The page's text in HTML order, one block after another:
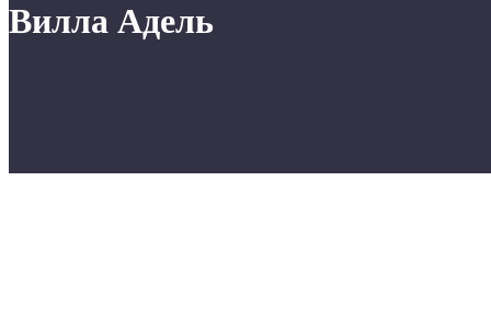
Вилла Адель